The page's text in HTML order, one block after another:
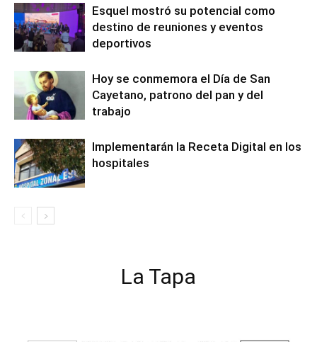
Esquel mostró su potencial como
destino de reuniones y eventos
deportivos
Hoy se conmemora el Día de San
Cayetano, patrono del pan y del
trabajo
Implementarán la Receta Digital en los
hospitales
La Tapa